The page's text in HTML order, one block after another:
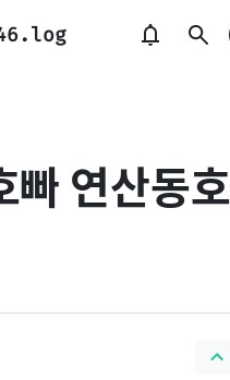
빠 연산동